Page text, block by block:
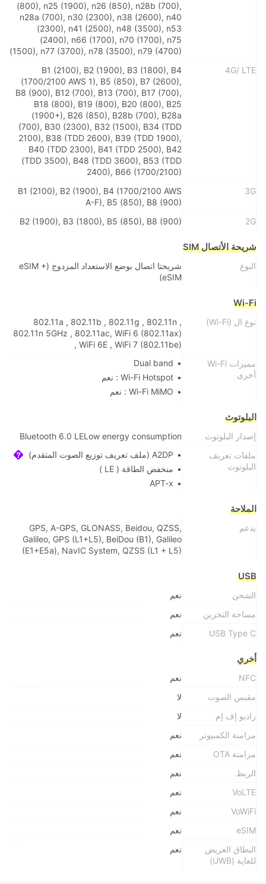
(800), n25 (1900), n26 (850), n28b (700),
n28a (700), n30 (2300), n38 (2600), n40
(2300), n41 (2500), n48 (3500), n53
(2400), n66 (1700), n70 (1700), n75
(1500), n77 (3700), n78 (3500), n79 (4700)
4G/ LTE
B1 (2100), B2 (1900), B3 (1800), B4
(1700/2100 AWS 1), B5 (850), B7 (2600),
B8 (900), B12 (700), B13 (700), B17 (700),
B18 (800), B19 (800), B20 (800), B25
(1900+), B26 (850), B28b (700), B28a
(700), B30 (2300), B32 (1500), B34 (TDD
2100), B38 (TDD 2600), B39 (TDD 1900),
B40 (TDD 2300), B41 (TDD 2500), B42
(TDD 3500), B48 (TDD 3600), B53 (TDD
2400), B66 (1700/2100)
3G
B1 (2100), B2 (1900), B4 (1700/2100 AWS
A-F), B5 (850), B8 (900)
2G
B2 (1900), B3 (1800), B5 (850), B8 (900)
شريحة الأتصال SIM
النوع
شريحتا اتصال بوضع الاستعداد المزدوج (eSIM +
eSIM)
Wi-Fi
نوع ال (Wi-Fi)
802.11a , 802.11b , 802.11g , 802.11n ,
802.11n 5GHz , 802.11ac, WiFi 6 (802.11ax)
, WiFi 6E , WiFi 7 (802.11be)
مميزات Wi-Fi
أخرى
Dual band
Wi-Fi Hotspot : نعم
Wi-Fi MiMO : نعم
البلوتوث
إصدار البلوتوث
Bluetooth 6.0 LELow energy consumption
ملفات تعريف
البلوتوث
A2DP (ملف تعريف توزيع الصوت المتقدم)
منخفض الطاقة ( LE )
APT-x
الملاحة
يدعم
GPS, A-GPS, GLONASS, Beidou, QZSS,
Galileo, GPS (L1+L5), BeiDou (B1), Galileo
(E1+E5a), NavIC System, QZSS (L1 + L5)
USB
الشحن
نعم
مساحة التخزين
نعم
USB Type C
نعم
أخري
NFC
نعم
مقبس الصوت
لا
راديو إف إم
لا
مزامنة الكمبيوتر
نعم
مزامنة OTA
نعم
الربط.
نعم
VoLTE
نعم
VoWiFi
نعم
eSIM
نعم
النطاق العريض
للغاية (UWB)
نعم